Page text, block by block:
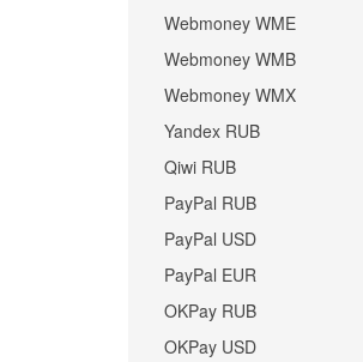
Webmoney WME
Webmoney WMB
Webmoney WMX
Yandex RUB
Qiwi RUB
PayPal RUB
PayPal USD
PayPal EUR
OKPay RUB
OKPay USD